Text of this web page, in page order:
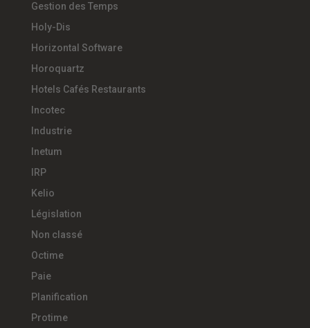
Gestion des Temps
Holy-Dis
Horizontal Software
Horoquartz
Hotels Cafés Restaurants
Incotec
Industrie
Inetum
IRP
Kelio
Législation
Non classé
Octime
Paie
Planification
Protime